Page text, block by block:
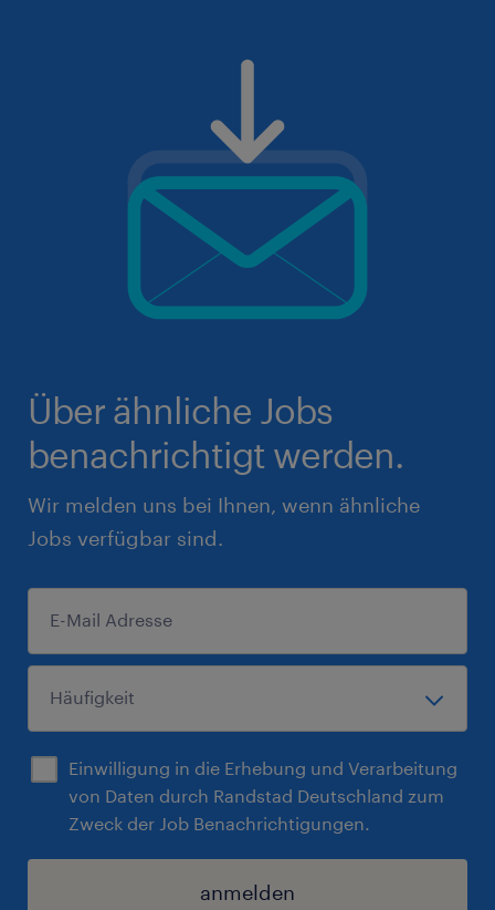
Über ähnliche Jobs
benachrichtigt werden.
Wir melden uns bei Ihnen, wenn ähnliche
Jobs verfügbar sind.
Einwilligung in die Erhebung und Verarbeitung
von Daten durch Randstad Deutschland zum
Zweck der Job Benachrichtigungen.
anmelden